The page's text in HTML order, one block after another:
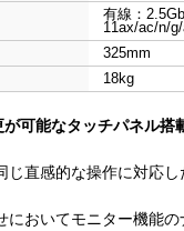
有線：
11ax/ac/n/
325mm
18kg
可能なタッチパネル搭
直感的な操作に対応
おいてモニター機能